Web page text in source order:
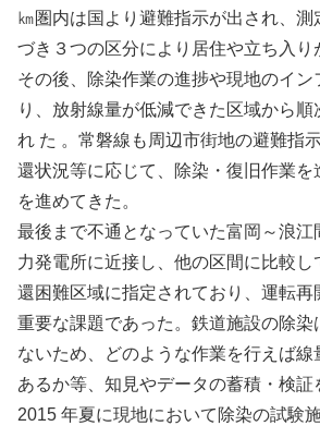
㎞圏内は国より避難指示が出され、測
づき３つの区分により居住や立ち入り
その後、除染作業の進捗や現地のイン
り、放射線量が低減できた区域から順
れ た 。常磐線も周辺市街地の避難指
還状況等に応じて、除染・復旧作業を
を進めてきた。
最後まで不通となっていた富岡～浪江
力発電所に近接し、他の区間に比較し
還困難区域に指定されており、運転再
重要な課題であった。鉄道施設の除染
ないため、どのような作業を行えば
あるか等、知見やデータの蓄積・検証
2015 年夏に現地において除染の試験